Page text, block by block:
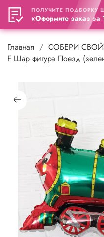
Главная СОБЕРИ
F Шар фигура Поезд
«Оформите заказ за